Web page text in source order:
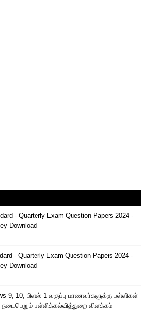
- Quarterly Exam Question Papers 2024 -
Download
- Quarterly Exam Question Papers 2024 -
Download
9, 10, பிளஸ் 1 வகுப்பு மாணவா்களுக்கு பள்ளிகள்
பள்ளிக்கல்வித்துறை விளக்கம்